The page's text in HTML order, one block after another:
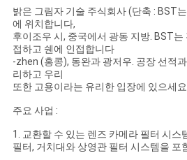
밝은 그림자 기술 주식회사 (단축 : BST
에 위치합니다,
후이조우 시, 중국에서 광동 지방. BST
접하고 쉔에 인접합니다
-zhen (홍콩), 동완과 광저우. 공장 선적
리하고 우리
또한 고용이라는 유리한 입장에 있으세요.
주요 사업 :
1. 교환할 수 있는 렌즈 카메라 필터 시스
필터, 거치대와 상영관 필터 시스템을 포